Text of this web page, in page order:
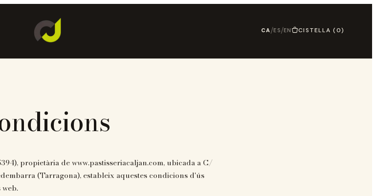
CA/ES/EN CISTELLA (0)
propietària de www.pastisseriacaljan.com, ubicada a C/
(Tarragona), estableix aquestes condicions d'ús